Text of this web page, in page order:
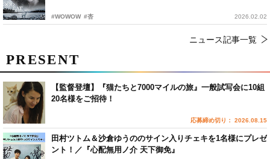
#WOWOW #杏 2026.02.02
ニュース記事一覧
PRESENT
【監督登壇】『猫たちと7000マイルの旅』一般試写会に10組
20名様をご招待！
応募締め切り： 2026.08.15
田村ツトム＆沙倉ゆうののサイン入りチェキを1名様にプレゼ
ント！／『心配無用ノ介 天下御免』